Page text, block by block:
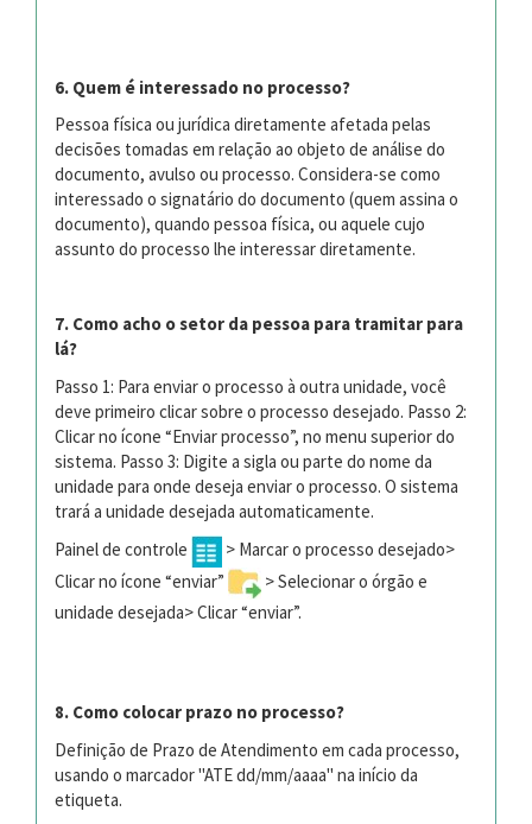
6. Quem é interessado no processo?
Pessoa física ou jurídica diretamente afetada pelas
decisões tomadas em relação ao objeto de análise do
documento, avulso ou processo. Considera-se como
interessado o signatário do documento (quem assina o
documento), quando pessoa física, ou aquele cujo
assunto do processo lhe interessar diretamente.
7. Como acho o setor da pessoa para tramitar para
lá?
Passo 1: Para enviar o processo à outra unidade, você
deve primeiro clicar sobre o processo desejado. Passo 2:
Clicar no ícone “Enviar processo”, no menu superior do
sistema. Passo 3: Digite a sigla ou parte do nome da
unidade para onde deseja enviar o processo. O sistema
trará a unidade desejada automaticamente.
Painel de controle
> Marcar o processo desejado>
Clicar no ícone “enviar”
> Selecionar o órgão e
unidade desejada> Clicar “enviar”.
8. Como colocar prazo no processo?
Definição de Prazo de Atendimento em cada processo,
usando o marcador "ATE dd/mm/aaaa" na início da
etiqueta.